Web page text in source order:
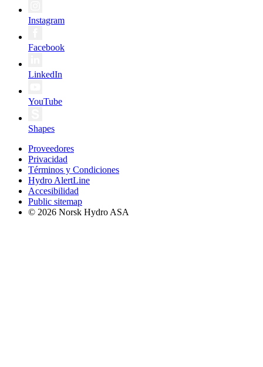
Instagram
Facebook
LinkedIn
YouTube
Shapes
Proveedores
Privacidad
Términos y Condiciones
Hydro AlertLine
Accesibilidad
Public sitemap
© 2026 Norsk Hydro ASA